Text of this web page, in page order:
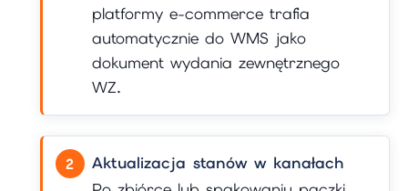
platformy e-commerce trafia
automatycznie do WMS jako
dokument wydania zewnętrznego
WZ.
Aktualizacja stanów w kanałach